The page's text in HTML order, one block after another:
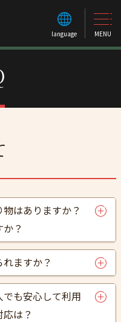
language MENU
はありますか？
？
ますか？
も安心して利用
は？